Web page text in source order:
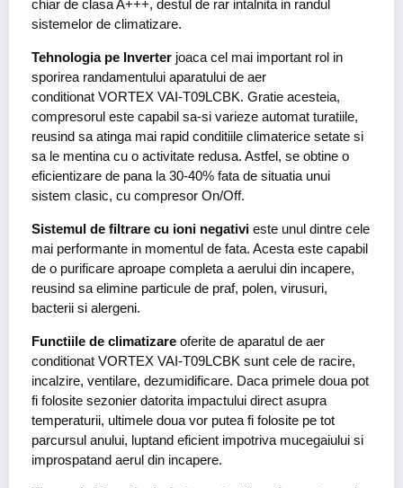
chiar de clasa A+++, destul de rar intalnita in randul
sistemelor de climatizare.
Tehnologia pe Inverter joaca cel mai important rol in
sporirea randamentului aparatului de aer
conditionat VORTEX VAI-T09LCBK. Gratie acesteia,
compresorul este capabil sa-si varieze automat turatiile,
reusind sa atinga mai rapid conditiile climaterice setate si
sa le mentina cu o activitate redusa. Astfel, se obtine o
eficientizare de pana la 30-40% fata de situatia unui
sistem clasic, cu compresor On/Off.
Sistemul de filtrare cu ioni negativi este unul dintre cele
mai performante in momentul de fata. Acesta este capabil
de o purificare aproape completa a aerului din incapere,
reusind sa elimine particule de praf, polen, virusuri,
bacterii si alergeni.
Functiile de climatizare oferite de aparatul de aer
conditionat VORTEX VAI-T09LCBK sunt cele de racire,
incalzire, ventilare, dezumidificare. Daca primele doua pot
fi folosite sezonier datorita impactului direct asupra
temperaturii, ultimele doua vor putea fi folosite pe tot
parcursul anului, luptand eficient impotriva mucegaiului si
improspatand aerul din incapere.